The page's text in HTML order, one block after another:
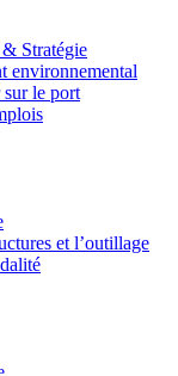
Stratégie
environnemental
sur le port
et l’outillage